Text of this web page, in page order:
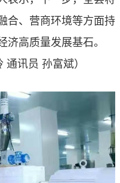
合、营商环境等方面持
高质量发展基石。
通讯员 孙富斌）